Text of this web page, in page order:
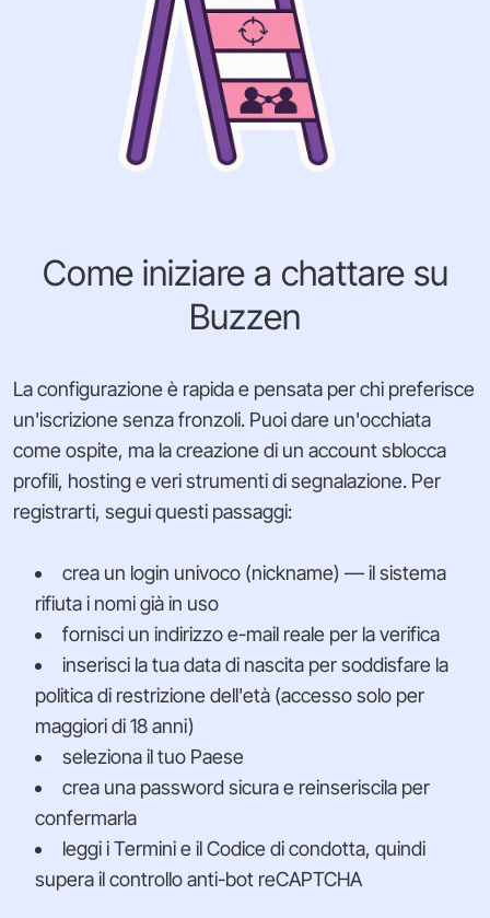
Come iniziare a chattare su
Buzzen
La configurazione è rapida e pensata per chi preferisce
un'iscrizione senza fronzoli. Puoi dare un'occhiata
come ospite, ma la creazione di un account sblocca
profili, hosting e veri strumenti di segnalazione. Per
registrarti, segui questi passaggi:
crea un login univoco (nickname) — il sistema
rifiuta i nomi già in uso
fornisci un indirizzo e-mail reale per la verifica
inserisci la tua data di nascita per soddisfare la
politica di restrizione dell'età (accesso solo per
maggiori di 18 anni)
seleziona il tuo Paese
crea una password sicura e reinseriscila per
confermarla
leggi i Termini e il Codice di condotta, quindi
supera il controllo anti-bot reCAPTCHA